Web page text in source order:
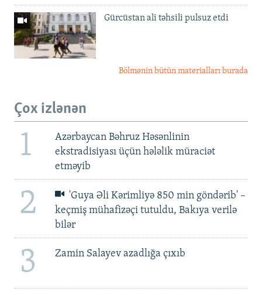
Gürcüstan ali təhsili pulsuz etdi
Bölmənin bütün materialları burada
Çox izlənən
1
Azərbaycan Bəhruz Həsənlinin
ekstradisiyası üçün hələlik müraciət
etməyib
2
'Guya Əli Kərimliyə 850 min göndərib' –
keçmiş mühafizəçi tutuldu, Bakıya verilə
bilər
3 Zamin Salayev azadlığa çıxıb